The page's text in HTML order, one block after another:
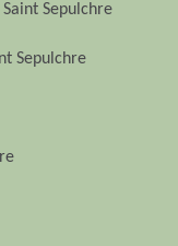
Sepulchre
Sepulchre